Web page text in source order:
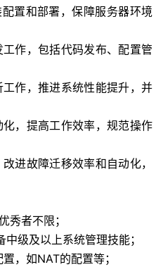
置和部署，保障服务器环境
作，包括代码发布、配置管
作，推进系统性能提升，并
，提高工作效率，规范操作
进故障迁移效率和自动化，
秀者不限；
级及以上系统管理技能；
，如NAT的配置等；